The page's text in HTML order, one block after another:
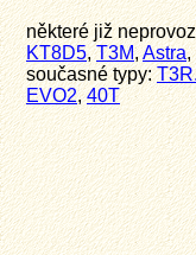
některé již
KT8D5,T3M,Astra,
současné typy:
EVO2,40T